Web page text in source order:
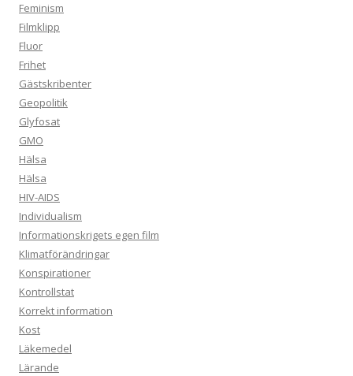
Feminism
Filmklipp
Fluor
Frihet
Gästskribenter
Geopolitik
Glyfosat
GMO
Hälsa
Hälsa
HIV-AIDS
Individualism
Informationskrigets egen film
Klimatförändringar
Konspirationer
Kontrollstat
Korrekt information
Kost
Läkemedel
Lärande